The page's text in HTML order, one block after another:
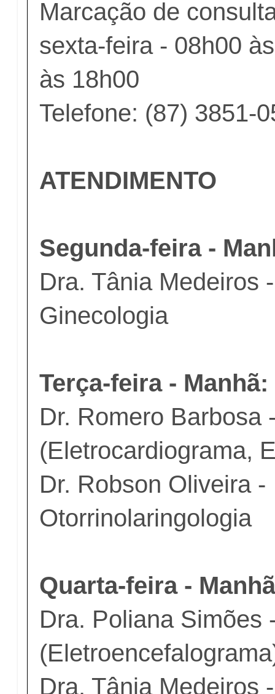
Marcação de
sexta-feira - 08h00
às 18h00
Telefone: (87) 3851-
ATENDIMENTO
Segunda-feira -
Dra. Tânia Medeiros
Ginecologia
Terça-feira - Manhã:
Dr. Romero Barbosa
(Eletrocardiograma,
Dr. Robson Oliveira -
Otorrinolaringologia
Quarta-feira -
Dra. Poliana Simões
Dra. Tânia Medeiros